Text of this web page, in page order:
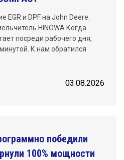
EGR и DPF на John Deere:
HINOWA Когда
посреди рабочего дня,
К нам обратился
03.08.2026
победили
100% мощности